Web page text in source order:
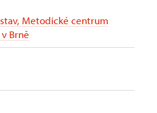
Metodické centrum
Brně